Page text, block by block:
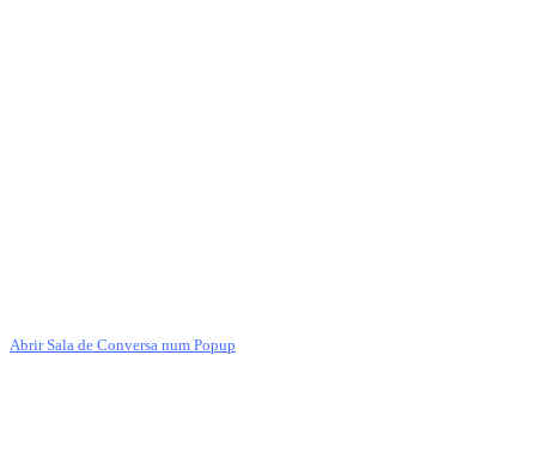
Abrir Sala de Conversa num Popup